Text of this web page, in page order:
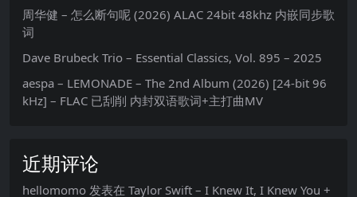
周华健 – 怎么断句呢 (2026) ALAC 24bit 48khz 内嵌同步歌
词
Dave Brubeck Trio – Essential Classics, Vol. 895 – 2025
aespa – LEMONADE – The 2nd Album (2026) [24-bit 96
kHz] – FLAC 已刮削 内封双语歌词+主打曲MV
近期评论
hellomomo 发表在 Taylor Swift – I Knew It, I Knew You +